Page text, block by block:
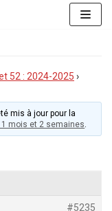
52 : 2024-2025 ›
mis à jour pour la
1 mois et 2 semaines.
#5235